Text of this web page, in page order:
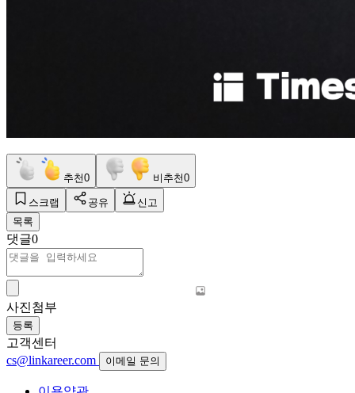
추천0 비추천0
스크랩 공유
신고
목록
댓글0
사진첨부
등록
고객센터
cs@linkareer.com
이메일 문의